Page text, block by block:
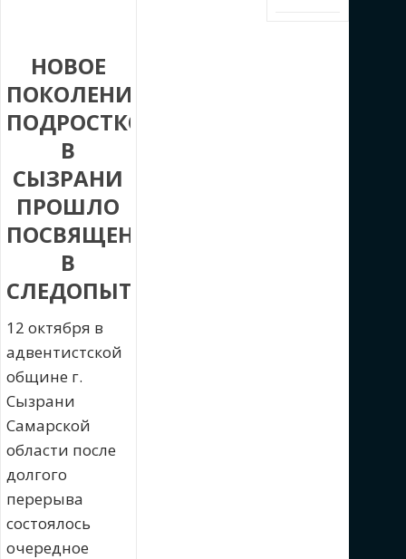
НОВОЕ
ПОКОЛЕНИЕ
ПОДРОСТКОВ:
В
СЫЗРАНИ
ПРОШЛО
ПОСВЯЩЕНИЕ
В
СЛЕДОПЫТЫ
12 октября в
адвентистской
общине г.
Сызрани
Самарской
области после
долгого
перерыва
состоялось
очередное